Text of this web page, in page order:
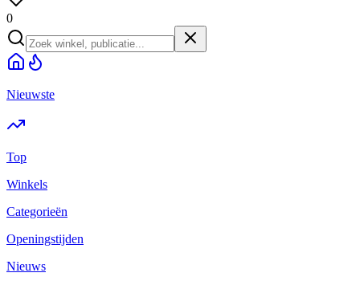
0
Nieuwste
Top
Winkels
Categorieën
Openingstijden
Nieuws